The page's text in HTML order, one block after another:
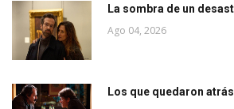
La sombra de un
Ago 04, 2026
Los que quedaron atrás